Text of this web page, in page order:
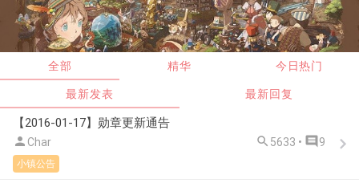
全部 精华
今日热门
最新发表
最新回复
【2016-01-17】勋章更新通告
 Char  5633 •  9
小镇公告